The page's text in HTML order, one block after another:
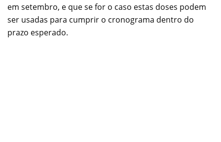
em setembro, e que se for o caso estas doses podem
ser usadas para cumprir o cronograma dentro do
prazo esperado.